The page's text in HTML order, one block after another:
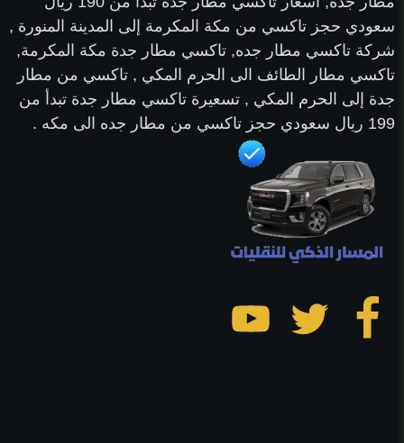
سعودي حجز تاكسي من مكة المكرمة إلى المدينة المنورة ,
شركة تاكسي مطار جده, تاكسي مطار جدة مكة المكرمة,
تاكسي مطار الطائف الى الحرم المكي , تاكسي من مطار
جدة إلى الحرم المكي , تسعيرة تاكسي مطار جدة تبدأ من
199 ريال سعودي حجز تاكسي من مطار جده الى مكه .
تابعنا
على
تابعنا
على